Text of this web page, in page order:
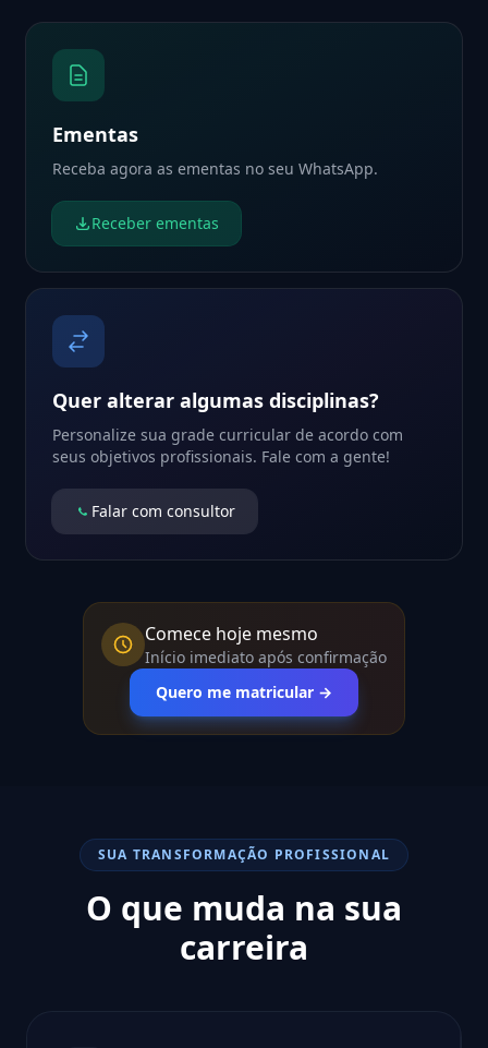
Ementas
Receba agora as ementas no seu WhatsApp.
Receber ementas
Quer alterar algumas disciplinas?
Personalize sua grade curricular de acordo com
seus objetivos profissionais. Fale com a gente!
Falar com consultor
Comece hoje mesmo
Início imediato após confirmação
Quero me matricular →
SUA TRANSFORMAÇÃO PROFISSIONAL
O que muda na sua
carreira